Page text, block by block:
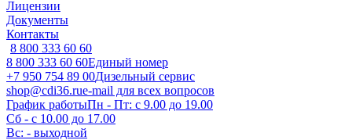
Лицензии
Документы
Контакты
8 800 333 60 60
8 800 333 60 60Единый номер
+7 950 754 89 00Дизельный сервис
shop@cdi36.rue-mail для всех вопросов
График работыПн - Пт: с 9.00 до 19.00
Сб - с 10.00 до 17.00
Вс: - выходной